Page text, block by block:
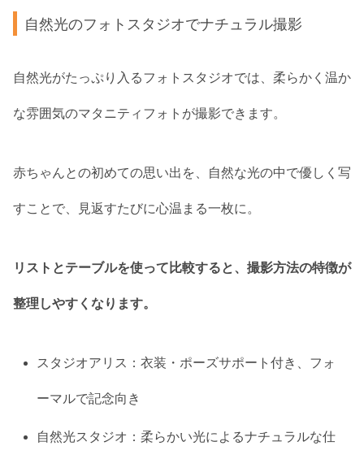
自然光のフォトスタジオでナチュラル撮影
自然光がたっぷり入るフォトスタジオでは、柔らかく温か
な雰囲気のマタニティフォトが撮影できます。
赤ちゃんとの初めての思い出を、自然な光の中で優しく写
すことで、見返すたびに心温まる一枚に。
リストとテーブルを使って比較すると、撮影方法の特徴が
整理しやすくなります。
スタジオアリス：衣装・ポーズサポート付き、フォ
ーマルで記念向き
自然光スタジオ：柔らかい光によるナチュラルな仕